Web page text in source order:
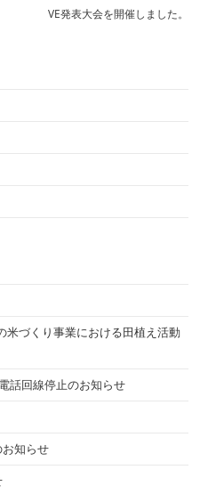
VE発表大会を開催しました。
米づくり事業における田植え活動
話回線停止のお知らせ
知らせ